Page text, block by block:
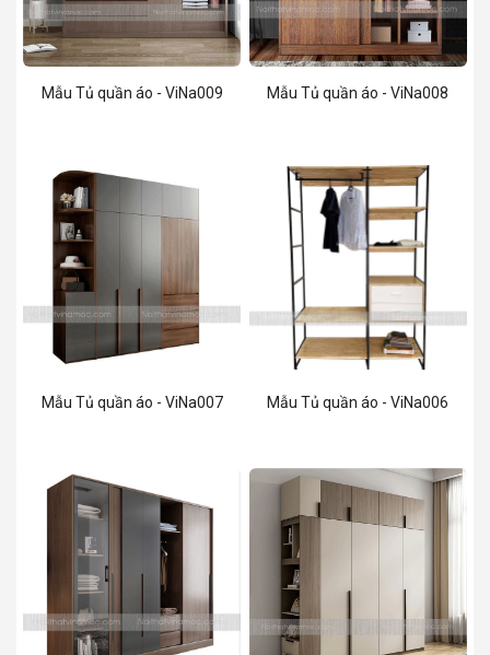
Mẫu Tủ quần áo - ViNa009 Mẫu Tủ quần áo - ViNa008
Mẫu Tủ quần áo - ViNa007 Mẫu Tủ quần áo - ViNa006